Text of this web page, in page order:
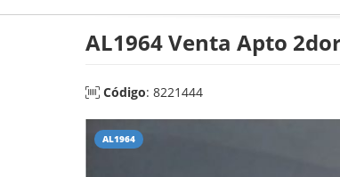
AL1964 Venta Apto
Código: 8221444
AL1964